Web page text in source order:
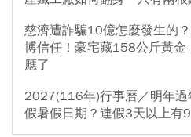
慈濟遭詐騙10億怎麼發生的
博信任！豪宅藏158公斤黃
應了
2027(116年)行事曆／明年
假暑假日期？連假3天以上有